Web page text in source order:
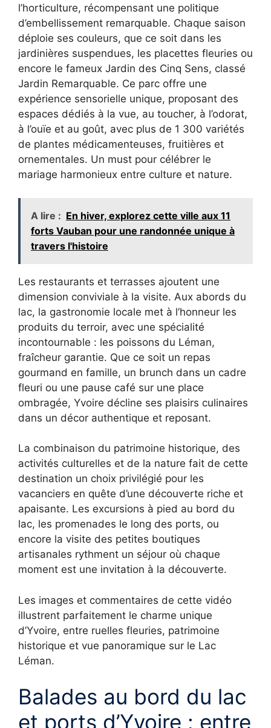
l’horticulture, récompensant une politique
d’embellissement remarquable. Chaque saison
déploie ses couleurs, que ce soit dans les
jardinières suspendues, les placettes fleuries ou
encore le fameux Jardin des Cinq Sens, classé
Jardin Remarquable. Ce parc offre une
expérience sensorielle unique, proposant des
espaces dédiés à la vue, au toucher, à l’odorat,
à l’ouïe et au goût, avec plus de 1 300 variétés
de plantes médicamenteuses, fruitières et
ornementales. Un must pour célébrer le
mariage harmonieux entre culture et nature.
A lire : En hiver, explorez cette ville aux 11
forts Vauban pour une randonnée unique à
travers l'histoire
Les restaurants et terrasses ajoutent une
dimension conviviale à la visite. Aux abords du
lac, la gastronomie locale met à l’honneur les
produits du terroir, avec une spécialité
incontournable : les poissons du Léman,
fraîcheur garantie. Que ce soit un repas
gourmand en famille, un brunch dans un cadre
fleuri ou une pause café sur une place
ombragée, Yvoire décline ses plaisirs culinaires
dans un décor authentique et reposant.
La combinaison du patrimoine historique, des
activités culturelles et de la nature fait de cette
destination un choix privilégié pour les
vacanciers en quête d’une découverte riche et
apaisante. Les excursions à pied au bord du
lac, les promenades le long des ports, ou
encore la visite des petites boutiques
artisanales rythment un séjour où chaque
moment est une invitation à la découverte.
Les images et commentaires de cette vidéo
illustrent parfaitement le charme unique
d’Yvoire, entre ruelles fleuries, patrimoine
historique et vue panoramique sur le Lac
Léman.
Balades au bord du lac
et ports d’Yvoire : entre